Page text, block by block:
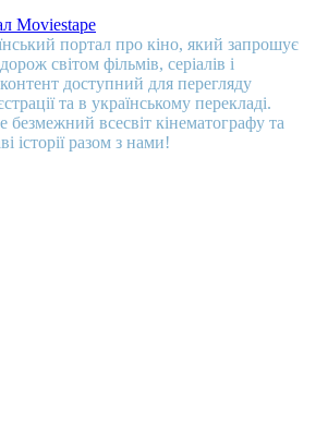
портал про кіно, який запрошує
світом фільмів, серіалів і
доступний для перегляду
та в українському перекладі.
безмежний всесвіт кінематографу та
історії разом з нами!